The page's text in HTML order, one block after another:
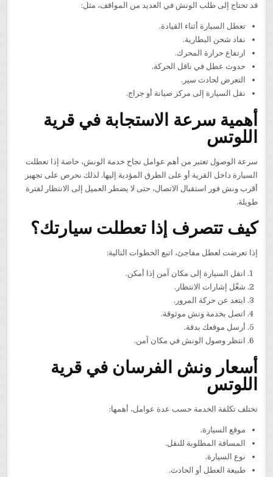
قد تحتاج إلى طلب الونش في العديد من المواقف، مثل:
تعطل السيارة أثناء القيادة.
نفاد شحن البطارية.
ارتفاع حرارة المحرك.
حدوث عطل في ناقل الحركة.
التعرض لحادث سير.
نقل السيارة إلى مركز صيانة أو جراج.
أهمية سرعة الاستجابة في قرية
اللوتس
سرعة الوصول تعتبر من أهم عوامل نجاح خدمة الونش، خاصة إذا تعطلت
السيارة داخل القرية أو على الطرق المؤدية إليها. لذلك نحرص على تجهيز
أقرب ونش فور استقبال الاتصال، حتى لا يضطر العميل إلى الانتظار لفترة
طويلة.
كيف تتصرف إذا تعطلت سيارتك؟
إذا تعرضت لعطل مفاجئ، اتبع الخطوات التالية:
انقل السيارة إلى مكان آمن إذا أمكن.
شغّل إشارات الانتظار.
ابتعد عن حركة المرور.
اتصل بخدمة ونش موثوقة.
أرسل موقعك بدقة.
انتظر وصول الونش في مكان آمن.
أسعار ونش الفرسان في قرية
اللوتس
تختلف تكلفة الخدمة حسب عدة عوامل، أهمها:
موقع السيارة.
المسافة المطلوبة للنقل.
نوع السيارة.
طبيعة العطل أو الحادث.